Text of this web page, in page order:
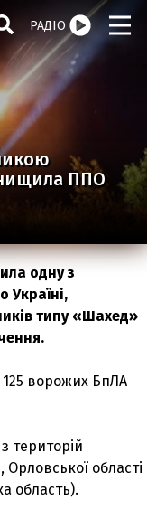
РАДІО
ППО
одну з
Україні,
типу «Шахед»
125 ворожих БпЛА
територій
Орловської області
область).